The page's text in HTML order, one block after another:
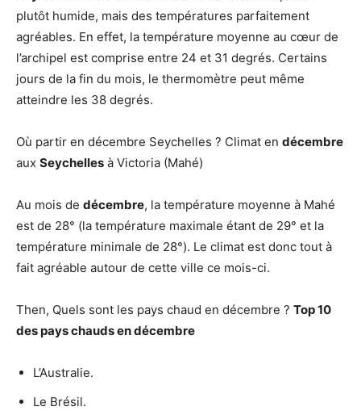
plutôt humide, mais des températures parfaitement
agréables. En effet, la température moyenne au cœur de
l’archipel est comprise entre 24 et 31 degrés. Certains
jours de la fin du mois, le thermomètre peut même
atteindre les 38 degrés.
Où partir en décembre Seychelles ? Climat en décembre
aux Seychelles à Victoria (Mahé)
Au mois de décembre, la température moyenne à Mahé
est de 28° (la température maximale étant de 29° et la
température minimale de 28°). Le climat est donc tout à
fait agréable autour de cette ville ce mois-ci.
Then, Quels sont les pays chaud en décembre ? Top 10
despays chauds en décembre
L’Australie.
Le Brésil.